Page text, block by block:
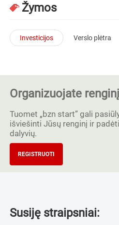
Žymos
Investicijos Verslo plėtra
Organizuojate
Tuomet „bzn start” gali
išviešinti Jūsų renginį ir
dalyvių.
REGISTRUOTI
Susiję straipsniai: